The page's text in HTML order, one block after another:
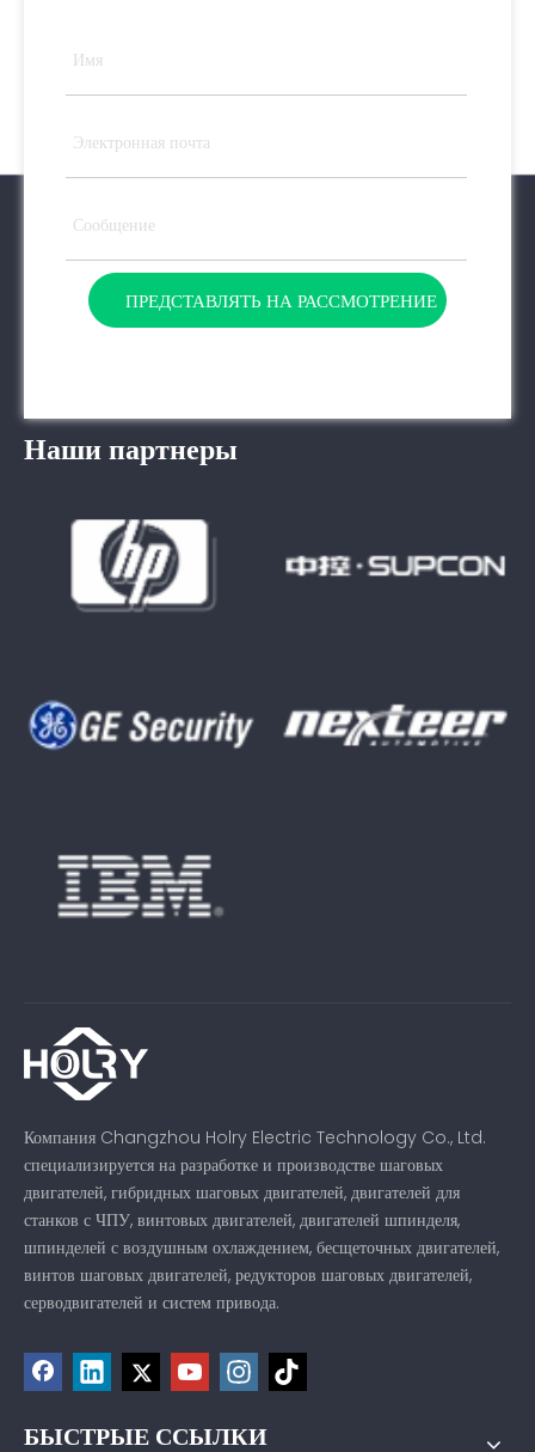
ПРЕДСТАВЛЯТЬ НА РАССМОТРЕНИЕ
Наши партнеры
Компания Changzhou Holry Electric Technology Co., Ltd.
специализируется на разработке и производстве шаговых
двигателей, гибридных шаговых двигателей, двигателей для
станков с ЧПУ, винтовых двигателей, двигателей шпинделя,
шпинделей с воздушным охлаждением, бесщеточных двигателей,
винтов шаговых двигателей, редукторов шаговых двигателей,
серводвигателей и систем привода.
БЫСТРЫЕ ССЫЛКИ